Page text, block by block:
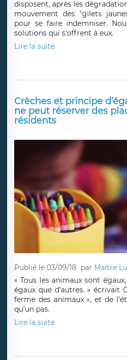
disposent, après les
mouvement des "gilets
pour se faire indemniser.
solutions qui s'offrent à eux.
Lire la suite
Crèches et principe
ne peut réserver des
résidents
Publié le 03/09/18 par Maître
« Tous les animaux sont
égaux que d'autres. » écrivait
ferme des animaux », et de
qu’un pas.
Lire la suite